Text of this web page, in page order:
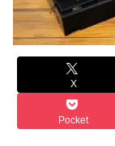
X
Pocket